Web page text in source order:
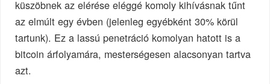
küszöbnek az elérése eléggé komoly kihívásnak tűnt
az elmúlt egy évben (jelenleg egyébként 30% körül
tartunk). Ez a lassú penetráció komolyan hatott is a
bitcoin árfolyamára, mesterségesen alacsonyan tartva
azt.